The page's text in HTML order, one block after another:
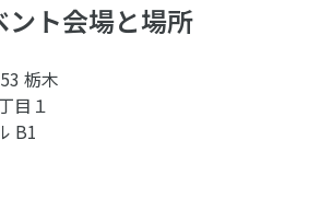
ント会場と場所
栃木
目１
B1